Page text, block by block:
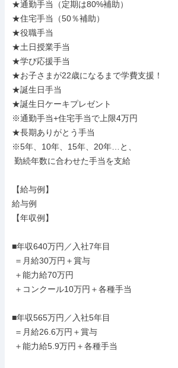
★通勤手当（定期は80%補助）
★住宅手当（50％補助）
★役職手当
★土日授業手当
★学び応援手当
★お子さまが22歳になるまで学費支援！
★誕生日手当
★誕生日ケーキプレゼント
※通勤手当+住宅手当で上限4万円
★長期ありがとう手当
※5年、10年、15年、20年…と、
【給与例】
給与例
【年収例】
■年収640万円／入社7年目
■年収565万円／入社5年目